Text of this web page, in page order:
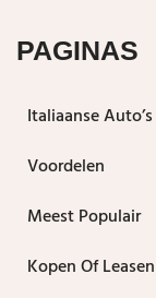
PAGINAS
Italiaanse Auto’s
Voordelen
Meest Populair
Kopen Of Leasen